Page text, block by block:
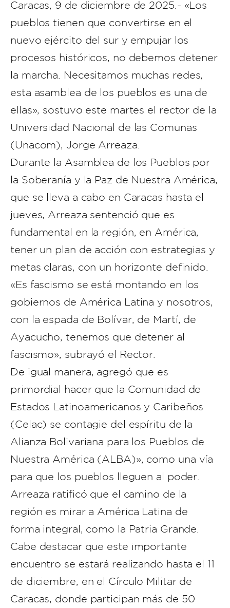
Caracas, 9 de diciembre de 2025.- «Los
pueblos tienen que convertirse en el
nuevo ejército del sur y empujar los
procesos históricos, no debemos detener
la marcha. Necesitamos muchas redes,
esta asamblea de los pueblos es una de
ellas», sostuvo este martes el rector de la
Universidad Nacional de las Comunas
(Unacom), Jorge Arreaza.
Durante la Asamblea de los Pueblos por
la Soberanía y la Paz de Nuestra América,
que se lleva a cabo en Caracas hasta el
jueves, Arreaza sentenció que es
fundamental en la región, en América,
tener un plan de acción con estrategias y
metas claras, con un horizonte definido.
«Es fascismo se está montando en los
gobiernos de América Latina y nosotros,
con la espada de Bolívar, de Martí, de
Ayacucho, tenemos que detener al
fascismo», subrayó el Rector.
De igual manera, agregó que es
primordial hacer que la Comunidad de
Estados Latinoamericanos y Caribeños
(Celac) se contagie del espíritu de la
Alianza Bolivariana para los Pueblos de
Nuestra América (ALBA)», como una vía
para que los pueblos lleguen al poder.
Arreaza ratificó que el camino de la
región es mirar a América Latina de
forma integral, como la Patria Grande.
Cabe destacar que este importante
encuentro se estará realizando hasta el 11
de diciembre, en el Círculo Militar de
Caracas, donde participan más de 50